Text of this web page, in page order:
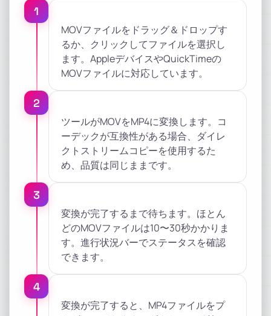
1
MOVファイルをドラッグ＆ドロップす
るか、クリックしてファイルを選択し
ます。AppleデバイスやQuickTimeの
MOVファイルに対応しています。
2
ツールがMOVをMP4に変換します。コ
ーデックが互換性がある場合、ダイレ
クトストリームコピーを使用するた
め、品質は同じままです。
3
変換が完了するまで待ちます。ほとん
どのMOVファイルは10〜30秒かかりま
す。進行状況バーでステータスを確認
できます。
4
変換が完了すると、MP4ファイルをプ